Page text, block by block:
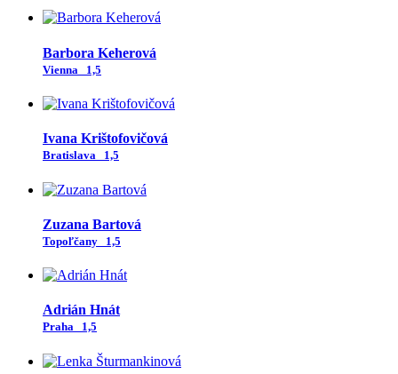
Barbora Keherová
Vienna 1,5
Ivana Krištofovičová
Bratislava 1,5
Zuzana Bartová
Topoľčany 1,5
Adrián Hnát
Praha 1,5